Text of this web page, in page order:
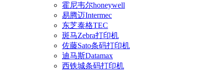
霍尼韦尔honeywell
易腾迈Intermec
东芝泰格TEC
斑马Zebra打印机
佐藤Sato条码打印机
迪马斯Datamax
西铁城条码打印机